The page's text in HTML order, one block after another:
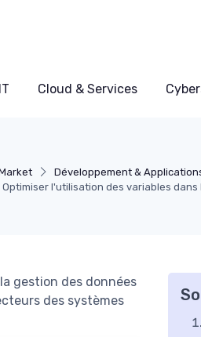
Cloud & Services
Développement &
Optimiser l'utilisation des variables dans
gestion des données
des systèmes